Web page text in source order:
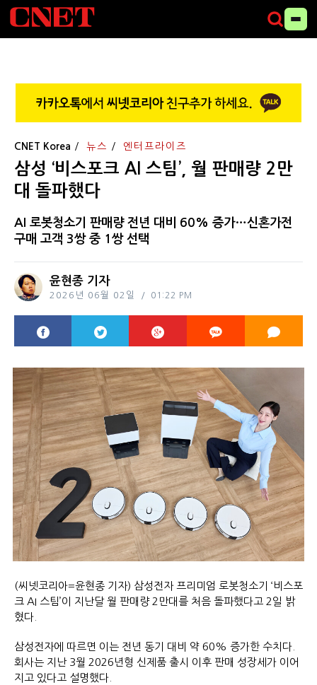
CNET Korea 뉴스 엔터프라이즈
삼성 ‘비스포크 AI 스팀’, 월 판매량 2만
대 돌파했다
AI 로봇청소기 판매량 전년 대비 60% 증가…신혼가전
구매 고객 3쌍 중 1쌍 선택
윤현종 기자
2026년 06월 02일 01:22 PM
(씨넷코리아=윤현종 기자) 삼성전자 프리미엄 로봇청소기 ‘비스포
크 AI 스팀’이 지난달 월 판매량 2만대를 처음 돌파했다고 2일 밝
혔다.
삼성전자에 따르면 이는 전년 동기 대비 약 60% 증가한 수치다.
회사는 지난 3월 2026년형 신제품 출시 이후 판매 성장세가 이어
지고 있다고 설명했다.